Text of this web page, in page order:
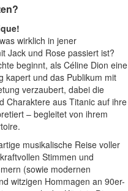
wirklich in jener
Jack und Rose passiert ist?
beginnt, als Céline Dion eine
kapert und das Publikum mit
verzaubert, dabei die
Charaktere aus Titanic auf ihre
– begleitet von ihrem
musikalische Reise voller
Stimmen und
(sowie modernen
witzigen Hommagen an 90er-